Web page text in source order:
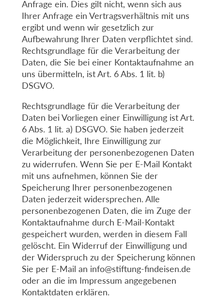
Anfrage ein. Dies gilt nicht, wenn sich aus
Ihrer Anfrage ein Vertragsverhältnis mit uns
ergibt und wenn wir gesetzlich zur
Aufbewahrung Ihrer Daten verpflichtet sind.
Rechtsgrundlage für die Verarbeitung der
Daten, die Sie bei einer Kontaktaufnahme an
uns übermitteln, ist Art. 6 Abs. 1 lit. b)
DSGVO.
Rechtsgrundlage für die Verarbeitung der
Daten bei Vorliegen einer Einwilligung ist Art.
6 Abs. 1 lit. a) DSGVO. Sie haben jederzeit
die Möglichkeit, Ihre Einwilligung zur
Verarbeitung der personenbezogenen Daten
zu widerrufen. Wenn Sie per E-Mail Kontakt
mit uns aufnehmen, können Sie der
Speicherung Ihrer personenbezogenen
Daten jederzeit widersprechen. Alle
personenbezogenen Daten, die im Zuge der
Kontaktaufnahme durch E-Mail-Kontakt
gespeichert wurden, werden in diesem Fall
gelöscht. Ein Widerruf der Einwilligung und
der Widerspruch zu der Speicherung können
Sie per E-Mail an info@stiftung-findeisen.de
oder an die im Impressum angegebenen
Kontaktdaten erklären.